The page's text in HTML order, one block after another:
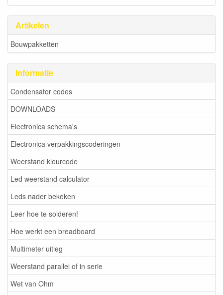
Artikelen
Bouwpakketten
Informatie
Condensator codes
DOWNLOADS
Electronica schema's
Electronica verpakkingscoderingen
Weerstand kleurcode
Led weerstand calculator
Leds nader bekeken
Leer hoe te solderen!
Hoe werkt een breadboard
Multimeter uitleg
Weerstand parallel of in serie
Wet van Ohm